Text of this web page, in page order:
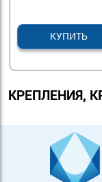
КУПИТЬ
КРЕПЛЕНИЯ,